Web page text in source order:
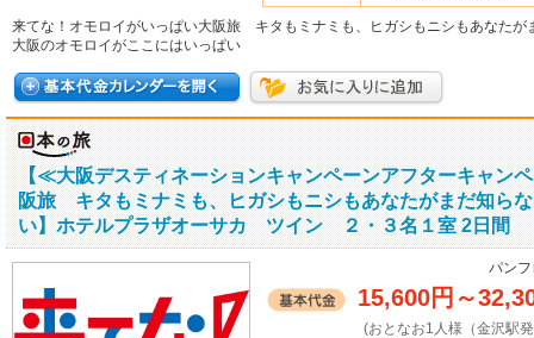
来てな！オモロイがいっぱい大阪旅 キタもミナミも、ヒガシもニシもあなたが
大阪のオモロイがここにはいっぱい
【≪大阪デスティネーションキャンペーンアフターキャン
阪旅 キタもミナミも、ヒガシもニシもあなたがまだ知ら
い】ホテルプラザオーサカ ツイン ２・３名１室 2日間
パン
15,600円 ～
(おとなお1人様（金沢駅